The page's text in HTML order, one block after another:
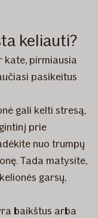
keliauti?
kate, pirmiausia
pasikeitus
gali kelti stresą,
prie
nuo trumpų
Tada matysite,
garsų,
baikštus arba